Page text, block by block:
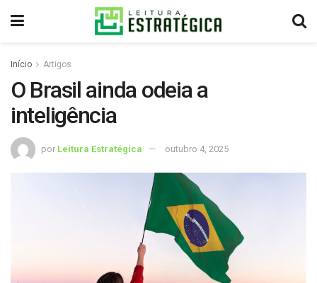
Início Artigos
O Brasil ainda odeia a
inteligência
por Leitura Estratégica outubro 4, 2025